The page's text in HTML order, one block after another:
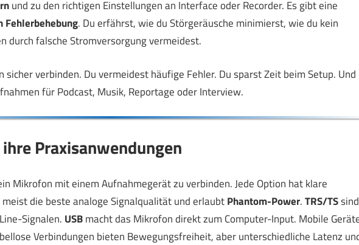
und zu den richtigen Einstellungen an Interface oder Recorder. Es gibt eine
Fehlerbehebung. Du erfährst, wie du Störgeräusche minimierst, wie du kein
durch falsche Stromversorgung vermeidest.
sicher verbinden. Du vermeidest häufige Fehler. Du sparst Zeit beim Setup. Und
für Podcast, Musik, Reportage oder Interview.
Praxisanwendungen
Mikrofon mit einem Aufnahmegerät zu verbinden. Jede Option hat klare
die beste analoge Signalqualität und erlaubtPhantom-Power.TRS/TSsind
Signalen. USBmacht das Mikrofon direkt zum Computer-Input. Mobile
Verbindungen bieten Bewegungsfreiheit, aber unterschiedliche Latenz